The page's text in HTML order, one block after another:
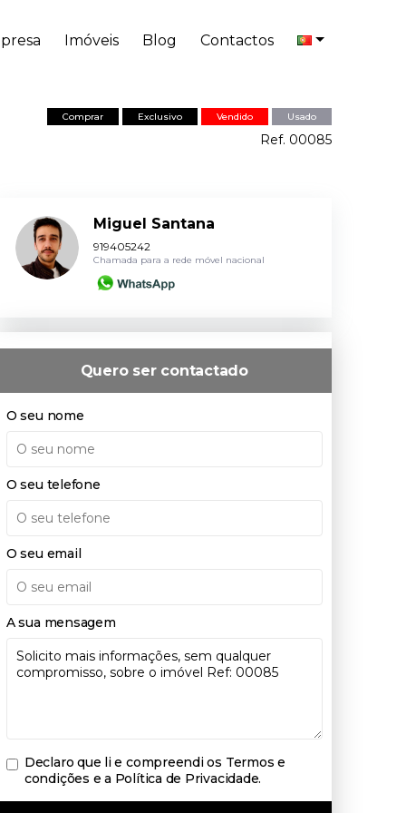
Imóveis Blog Contactos
Comprar Exclusivo Vendido Usado
Ref. 00085
Miguel Santana
919405242
Chamada para a rede móvel nacional
Quero ser contactado
O seu nome
O seu telefone
O seu email
A sua mensagem
Declaro que li e compreendi os Termos e
condições e a Política de Privacidade.